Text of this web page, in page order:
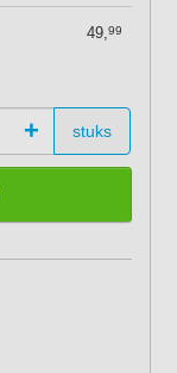
49,99
+ stuks